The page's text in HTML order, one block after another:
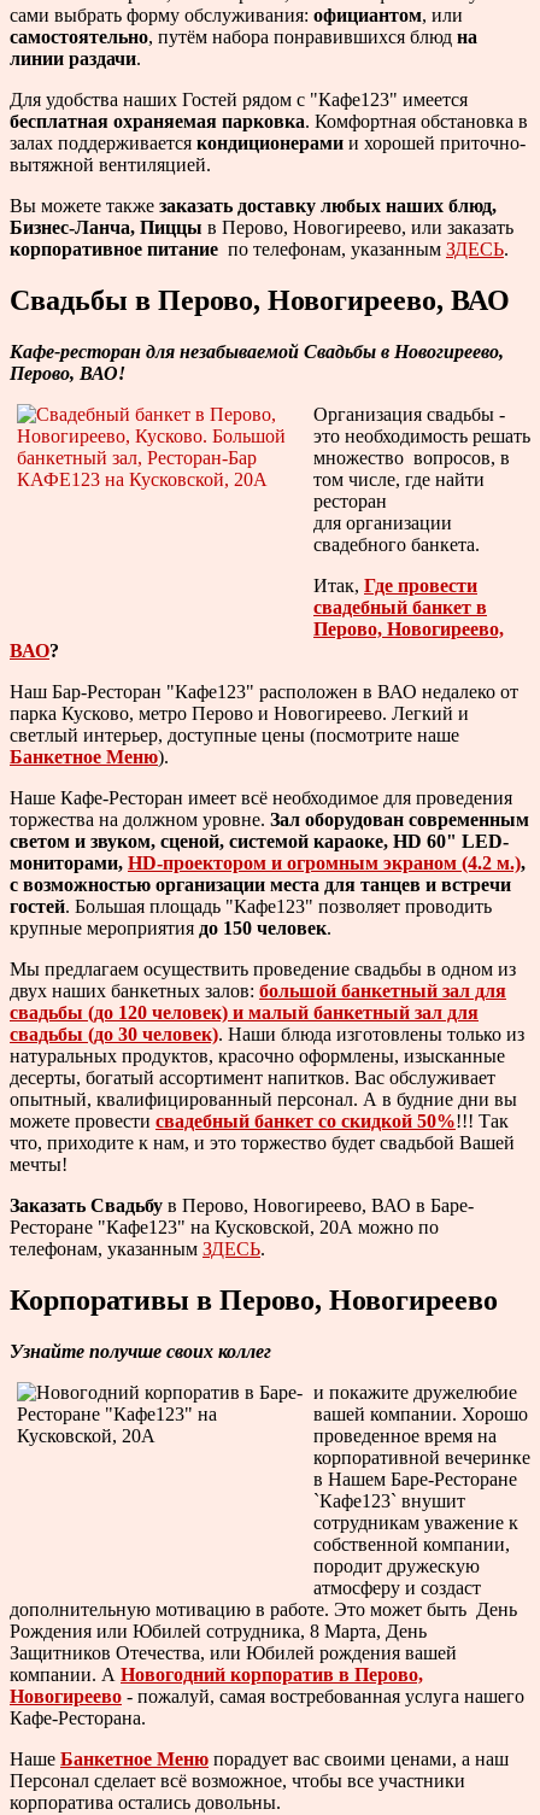
сами выбрать форму обслуживания: официантом, или
самостоятельно, путём набора понравившихся блюд на
линии раздачи.
Для удобства наших Гостей рядом с "Кафе123" имеется
бесплатная охраняемая парковка. Комфортная обстановка в
залах поддерживается кондиционерами и хорошей приточно-
вытяжной вентиляцией.
Вы можете также заказать доставку любых наших блюд,
Бизнес-Ланча, Пиццы в Перово, Новогиреево, или заказать
корпоративное питание по телефонам, указанным ЗДЕСЬ.
Свадьбы в Перово, Новогиреево, ВАО
Кафе-ресторан для незабываемой Свадьбы в Новогиреево,
Перово, ВАО!
Организация свадьбы -
это необходимость решать
множество вопросов, в
том числе, где найти
ресторан
для организации
свадебного банкета.
Итак, Где провести
свадебный банкет в
Перово, Новогиреево,
ВАО?
Наш Бар-Ресторан "Кафе123" расположен в ВАО недалеко от
парка Кусково, метро Перово и Новогиреево. Легкий и
светлый интерьер, доступные цены (посмотрите наше
Банкетное Меню).
Наше Кафе-Ресторан имеет всё необходимое для проведения
торжества на должном уровне. Зал оборудован современным
светом и звуком, сценой, системой караоке, HD 60" LED-
мониторами, HD-проектором и огромным экраном (4.2 м.),
с возможностью организации места для танцев и встречи
гостей. Большая площадь "Кафе123" позволяет проводить
крупные мероприятия до 150 человек.
Мы предлагаем осуществить проведение свадьбы в одном из
двух наших банкетных залов: большой банкетный зал для
свадьбы (до 120 человек) и малый банкетный зал для
свадьбы (до 30 человек). Наши блюда изготовлены только из
натуральных продуктов, красочно оформлены, изысканные
десерты, богатый ассортимент напитков. Вас обслуживает
опытный, квалифицированный персонал. А в будние дни вы
можете провести свадебный банкет со скидкой 50%!!! Так
что, приходите к нам, и это торжество будет свадьбой Вашей
мечты!
Заказать Свадьбу в Перово, Новогиреево, ВАО в Баре-
Ресторане "Кафе123" на Кусковской, 20А можно по
телефонам, указанным ЗДЕСЬ.
Корпоративы в Перово, Новогиреево
Узнайте получше своих коллег
и покажите дружелюбие
вашей компании. Хорошо
проведенное время на
корпоративной вечеринке
в Нашем Баре-Ресторане
`Кафе123` внушит
сотрудникам уважение к
собственной компании,
породит дружескую
атмосферу и создаст
дополнительную мотивацию в работе. Это может быть День
Рождения или Юбилей сотрудника, 8 Марта, День
Защитников Отечества, или Юбилей рождения вашей
компании. А Новогодний корпоратив в Перово,
Новогиреево - пожалуй, самая востребованная услуга нашего
Кафе-Ресторана.
Наше Банкетное Меню порадует вас своими ценами, а наш
Персонал сделает всё возможное, чтобы все участники
корпоратива остались довольны.